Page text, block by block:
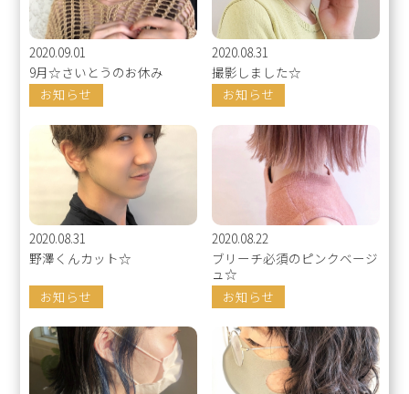
2020.09.01
9月☆さいとうのお休み
お知らせ
2020.08.31
撮影しました☆
お知らせ
2020.08.31
野澤くんカット☆
お知らせ
2020.08.22
ブリーチ必須のピンクベージ
ュ☆
お知らせ